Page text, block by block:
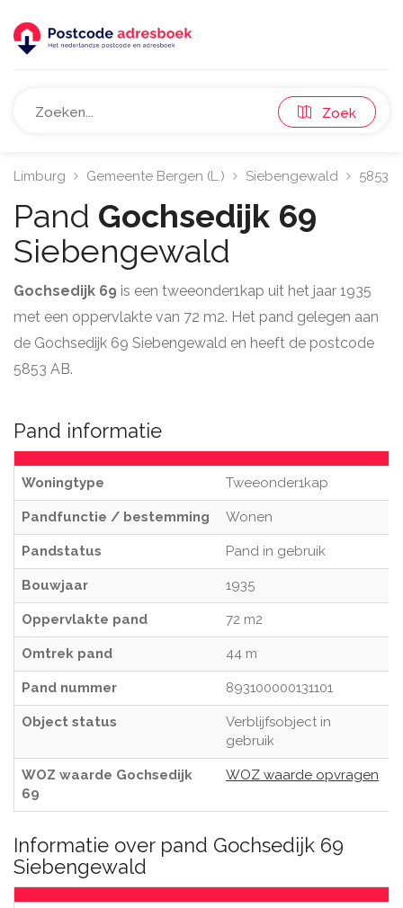
Zoek
Limburg Gemeente Bergen (L.) Siebengewald 5853
Pand Gochsedijk 69
Siebengewald
Gochsedijk 69 is een tweeonder1kap uit het jaar 1935
met een oppervlakte van 72 m2. Het pand gelegen aan
de Gochsedijk 69 Siebengewald en heeft de postcode
5853 AB.
Pand informatie
Woningtype Tweeonder1kap
Pandfunctie / bestemming Wonen
Pandstatus Pand in gebruik
Bouwjaar 1935
Oppervlakte pand 72 m2
Omtrek pand 44 m
Pand nummer 893100000131101
Object status
Verblijfsobject in
gebruik
WOZ waarde Gochsedijk
69
WOZ waarde opvragen
Informatie over pand Gochsedijk 69
Siebengewald